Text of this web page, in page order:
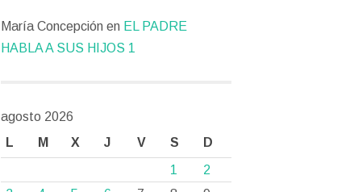
María Concepción en EL PADRE
HABLA A SUS HIJOS 1
agosto 2026
L
M X J V S
D
1
2